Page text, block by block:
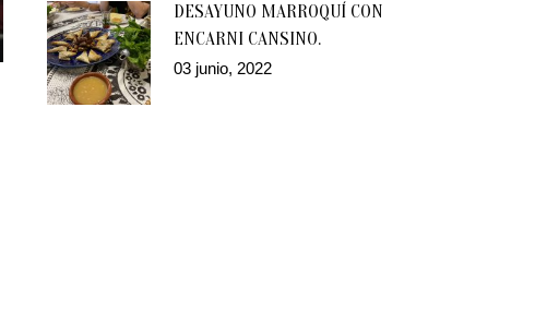
DESAYUNO MARROQUÍ CON
ENCARNI CANSINO.
03 junio, 2022